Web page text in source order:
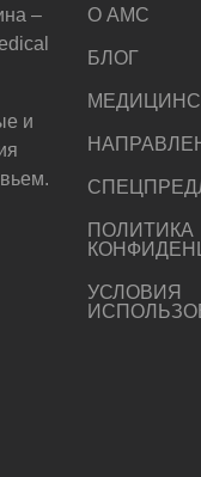
–
и
О AMC
БЛОГ
ПОЛИТИКА
УСЛОВИЯ